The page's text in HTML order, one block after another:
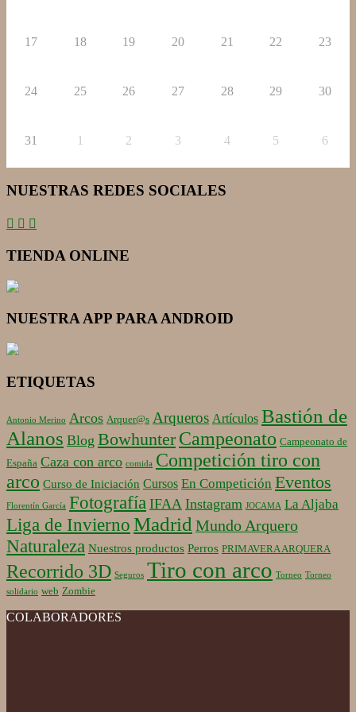
17 18 19 20 21 22 23
24 25 26 27 28 29 30
31 1 2 3 4 5 6
NUESTRAS REDES SOCIALES
TIENDA ONLINE
NUESTRA APP PARA ANDROID
ETIQUETAS
Antonio Merino Arcos Arquer@s Arqueros Artículos Bastión de
Alanos Blog Bowhunter Campeonato Campeonato de
España Caza con arco comida Competición tiro con
arco Curso de Iniciación Cursos En Competición Eventos
Florentín García Fotografía IFAA Instagram JOCAMA La Aljaba
Liga de Invierno Madrid Mundo Arquero
Naturaleza Nuestros productos Perros PRIMAVERA ARQUERA
Recorrido 3D Seguros Tiro con arco Torneo Torneo
solidario web Zombie
COLABORADORES